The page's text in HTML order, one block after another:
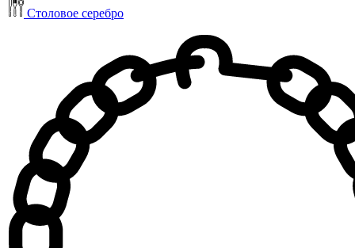
Столовое серебро